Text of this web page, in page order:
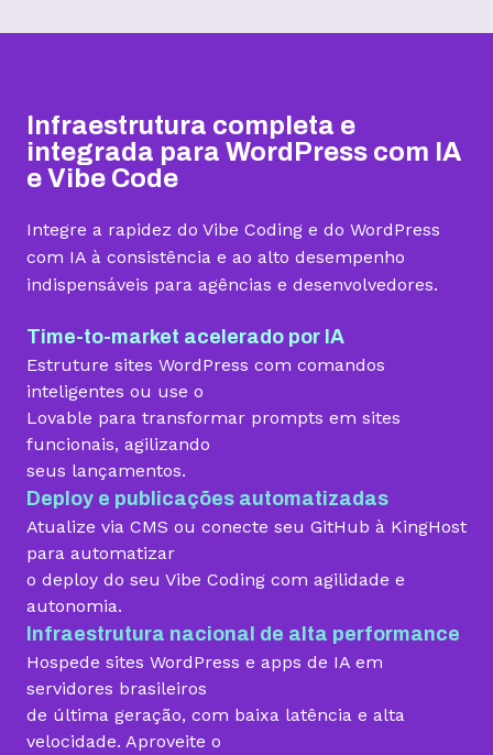
Contratar Contratar
Armazenamento
Quantidade de sites
1 site 3 sites 5 sites
Hospedagem gerenciada para WordPress
Domínio grátis
Migração grátis
Vibe Coding
Criador de Sites grátis
Infraestrutura completa e
integrada para WordPress com IA
e Vibe Code
Integre a rapidez do Vibe Coding e do WordPress
com IA à consistência e ao alto desempenho
indispensáveis para agências e desenvolvedores.
Time-to-market acelerado por IA
Estruture sites WordPress com comandos
inteligentes ou use o
Lovable para transformar prompts em sites
funcionais, agilizando
seus lançamentos.
Deploy e publicações automatizadas
Atualize via CMS ou conecte seu GitHub à KingHost
para automatizar
o deploy do seu Vibe Coding com agilidade e
autonomia.
Infraestrutura nacional de alta performance
Hospede sites WordPress e apps de IA em
servidores brasileiros
de última geração, com baixa latência e alta
velocidade. Aproveite o